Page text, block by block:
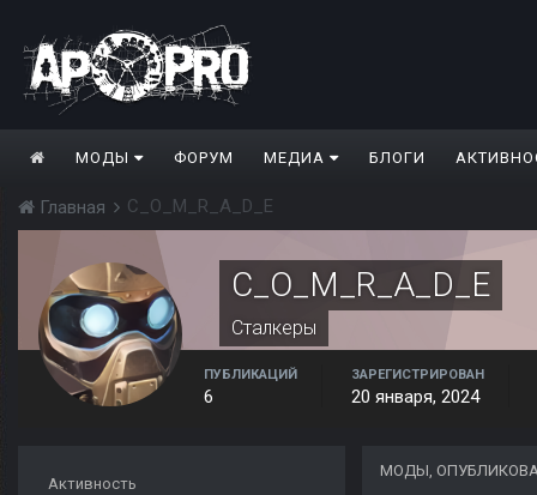
МОДЫ ФОРУМ МЕДИА БЛОГИ
Главная C_O_M_R_A_D_E
C_O_M_R_A_D_E
Сталкеры
ПУБЛИКАЦИЙ
6
ЗАРЕГИСТРИРОВАН
20 января, 2024
Активность
МОДЫ,